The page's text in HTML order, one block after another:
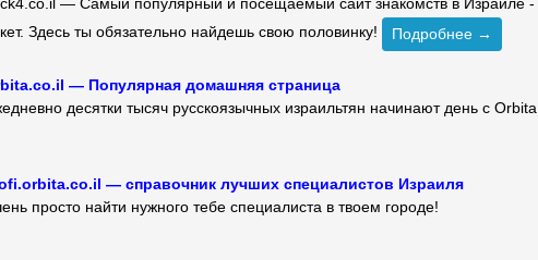
— Самый популярный и посещаемый сайт знакомств в Израиле
Здесь ты обязательно найдешь свою половинку!
Подробнее →
— Популярная домашняя страница
десятки тысяч русскоязычных израильтян начинают день с
— справочник лучших специалистов Израиля
просто найти нужного тебе специалиста в твоем городе!